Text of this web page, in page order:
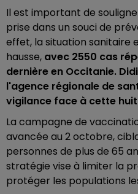
Il est important de
prise dans un souci de
effet, la situation sanitaire
hausse, avec 2550 cas
dernière en Occitanie.
l'agence régionale de
vigilance face à cette
La campagne de
avancée au 2 octobre,
personnes de plus de 65
stratégie vise à limiter la
protéger les populations